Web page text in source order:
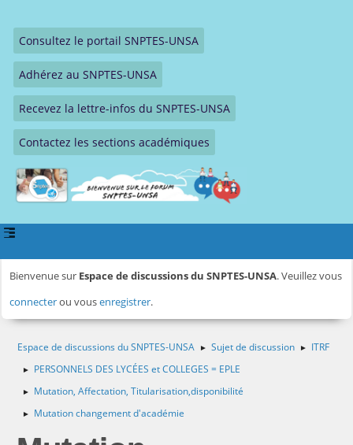
Consultez le portail SNPTES-UNSA
Adhérez au SNPTES-UNSA
Recevez la lettre-infos du SNPTES-UNSA
Contactez les sections académiques
Bienvenue sur Espace de discussions du SNPTES-UNSA. Veuillez vous
connecterou vousenregistrer.
Espace de discussions du SNPTES-UNSA ► Sujet de discussion ► ITRF
► PERSONNELS DES LYCÉES et COLLEGES = EPLE
► Mutation, Affectation, Titularisation,disponibilité
► Mutation changement d'académie